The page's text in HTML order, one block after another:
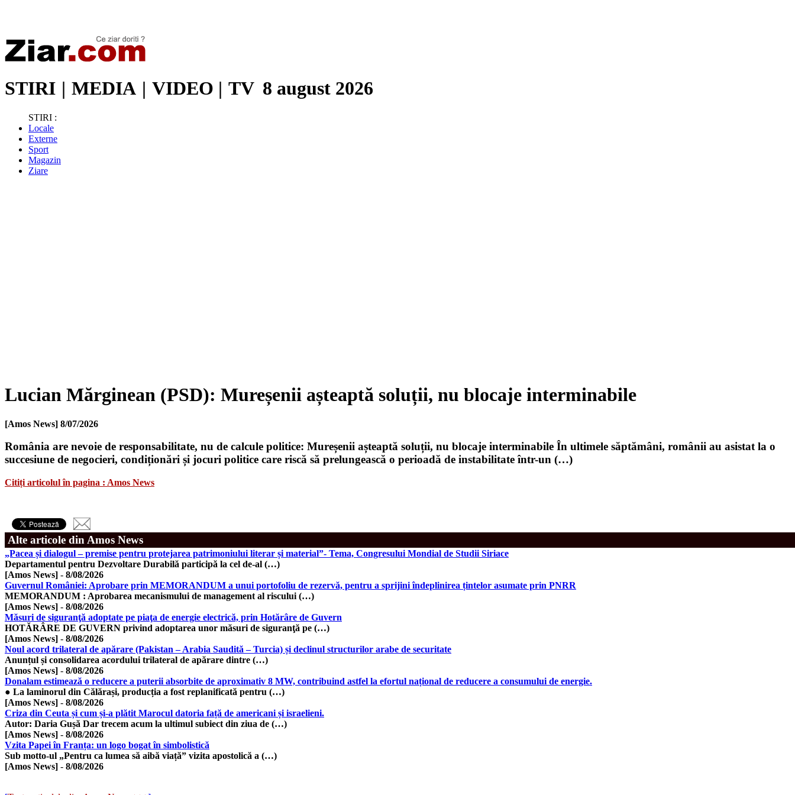
STIRI | MEDIA | VIDEO | TV 8 august 2026
STIRI :
Locale
Externe
Sport
Magazin
Ziare
Lucian Mărginean (PSD): Mureșenii așteaptă soluții, nu blocaje interminabile
[Amos News] 8/07/2026
România are nevoie de responsabilitate, nu de calcule politice: Mureșenii așteaptă soluții, nu blocaje interminabile În ultimele săptămâni, românii au asistat la o
succesiune de negocieri, condiționări și jocuri politice care riscă să prelungească o perioadă de instabilitate într-un (…)
Citiți articolul în pagina : Amos News
Alte articole din Amos News
„Pacea și dialogul – premise pentru protejarea patrimoniului literar și material”- Tema, Congresului Mondial de Studii Siriace
Departamentul pentru Dezvoltare Durabilă participă la cel de-al (…)
[Amos News] - 8/08/2026
Guvernul României: Aprobare prin MEMORANDUM a unui portofoliu de rezervă, pentru a sprijini îndeplinirea țintelor asumate prin PNRR
MEMORANDUM : Aprobarea mecanismului de management al riscului (…)
[Amos News] - 8/08/2026
Măsuri de siguranţă adoptate pe piaţa de energie electrică, prin Hotărâre de Guvern
HOTĂRÂRE DE GUVERN privind adoptarea unor măsuri de siguranţă pe (…)
[Amos News] - 8/08/2026
Noul acord trilateral de apărare (Pakistan – Arabia Saudită – Turcia) și declinul structurilor arabe de securitate
​Anunțul și consolidarea acordului trilateral de apărare dintre (…)
[Amos News] - 8/08/2026
Donalam estimează o reducere a puterii absorbite de aproximativ 8 MW, contribuind astfel la efortul național de reducere a consumului de energie.
● La laminorul din Călărași, producția a fost replanificată pentru (…)
[Amos News] - 8/08/2026
Criza din Ceuta și cum și-a plătit Marocul datoria față de americani și israelieni.
Autor: Daria Gușă Dar trecem acum la ultimul subiect din ziua de (…)
[Amos News] - 8/08/2026
Vzita Papei în Franța: un logo bogat în simbolistică
Sub motto-ul „Pentru ca lumea să aibă viață” vizita apostolică a (…)
[Amos News] - 8/08/2026